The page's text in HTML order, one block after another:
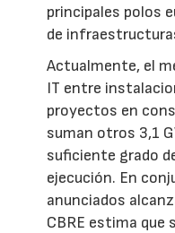
principales polos
de
Actualmente, el
IT entre
proyectos en
suman otros 3,1
suficiente grado
ejecución. En
anunciados
CBRE estima que